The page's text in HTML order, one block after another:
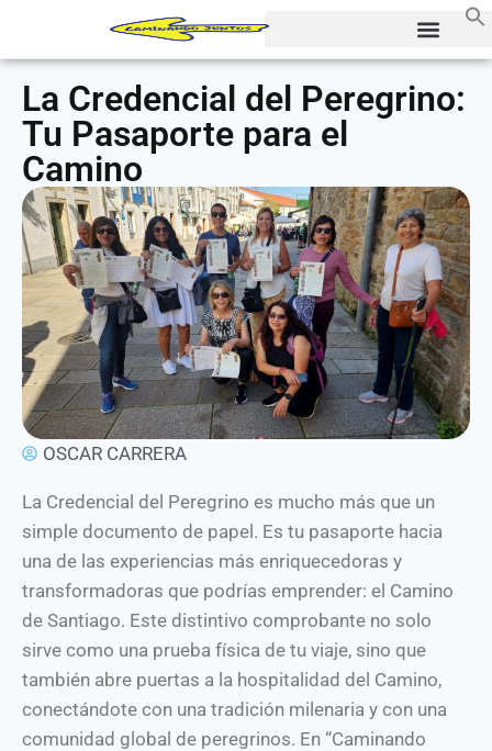
La Credencial del Peregrino:
Tu Pasaporte para el
Camino
OSCAR CARRERA
La Credencial del Peregrino es mucho más que un
simple documento de papel. Es tu pasaporte hacia
una de las experiencias más enriquecedoras y
transformadoras que podrías emprender: el Camino
de Santiago. Este distintivo comprobante no solo
sirve como una prueba física de tu viaje, sino que
también abre puertas a la hospitalidad del Camino,
conectándote con una tradición milenaria y con una
comunidad global de peregrinos. En “Caminando